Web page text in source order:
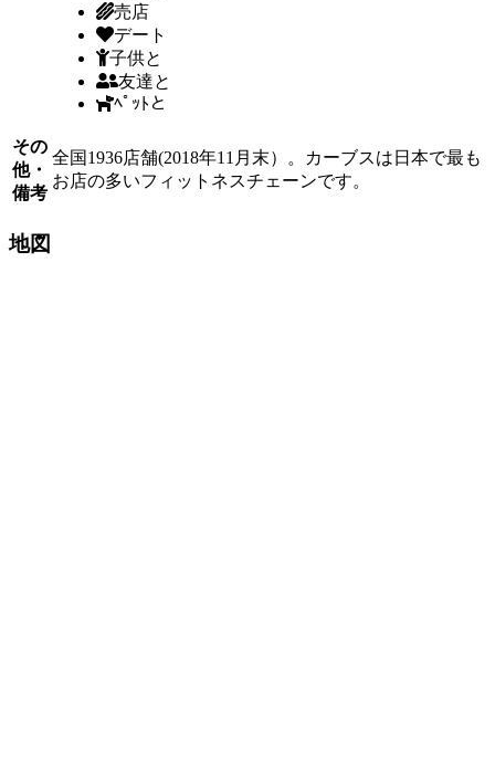
売店
デート
子供と
友達と
ﾍﾟｯﾄと
その
他・
備考
全国1936店舗(2018年11月末）。カーブスは日本で最も
お店の多いフィットネスチェーンです。
地図